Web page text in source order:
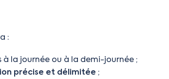
:
à la journée ou à la demi-journée ;
précise et délimitée ;